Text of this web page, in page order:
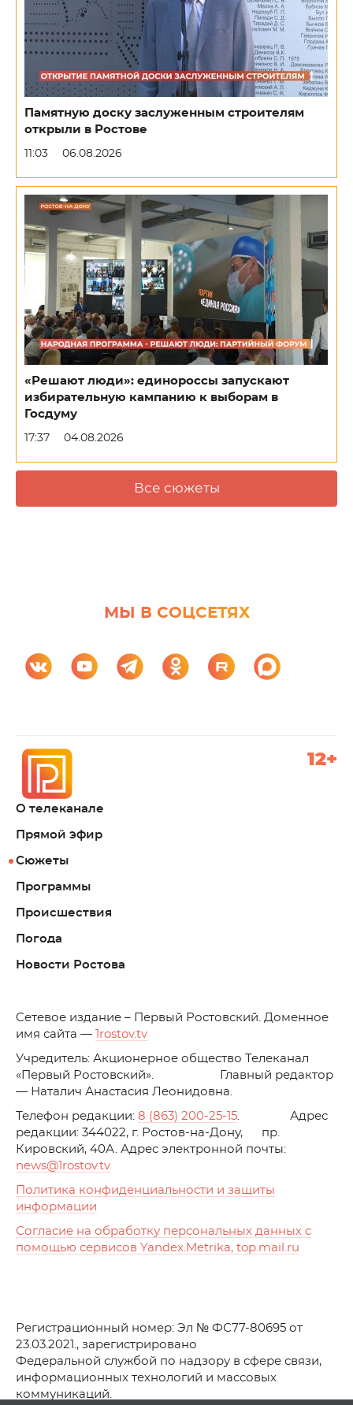
Памятную доску заслуженным строителям
открыли в Ростове
11:03 06.08.2026
«Решают люди»: единороссы запускают
избирательную кампанию к выборам в
Госдуму
17:37 04.08.2026
Все сюжеты
МЫ В СОЦСЕТЯХ
О телеканале
Прямой эфир
Сюжеты
Программы
Происшествия
Погода
Новости Ростова
12+
Cетевое издание – Первый Ростовский. Доменное
имя сайта —
1rostov.tv
Учредитель: Акционерное общество Телеканал
«Первый Ростовский». Главный редактор
— Наталич Анастасия Леонидовна.
Телефон редакции: 8 (863) 200-25-15. Адрес
редакции: 344022, г. Ростов-на-Дону, пр.
Кировский, 40А. Адрес электронной почты:
news@1rostov.tv
Политика конфиденциальности и защиты
информации
Согласие на обработку персональных данных с
помощью сервисов Yandex.Metrika, top.mail.ru
Регистрационный номер: Эл № ФС77-80695 от
23.03.2021., зарегистрировано
Федеральной службой по надзору в сфере связи,
информационных технологий и массовых
коммуникаций.